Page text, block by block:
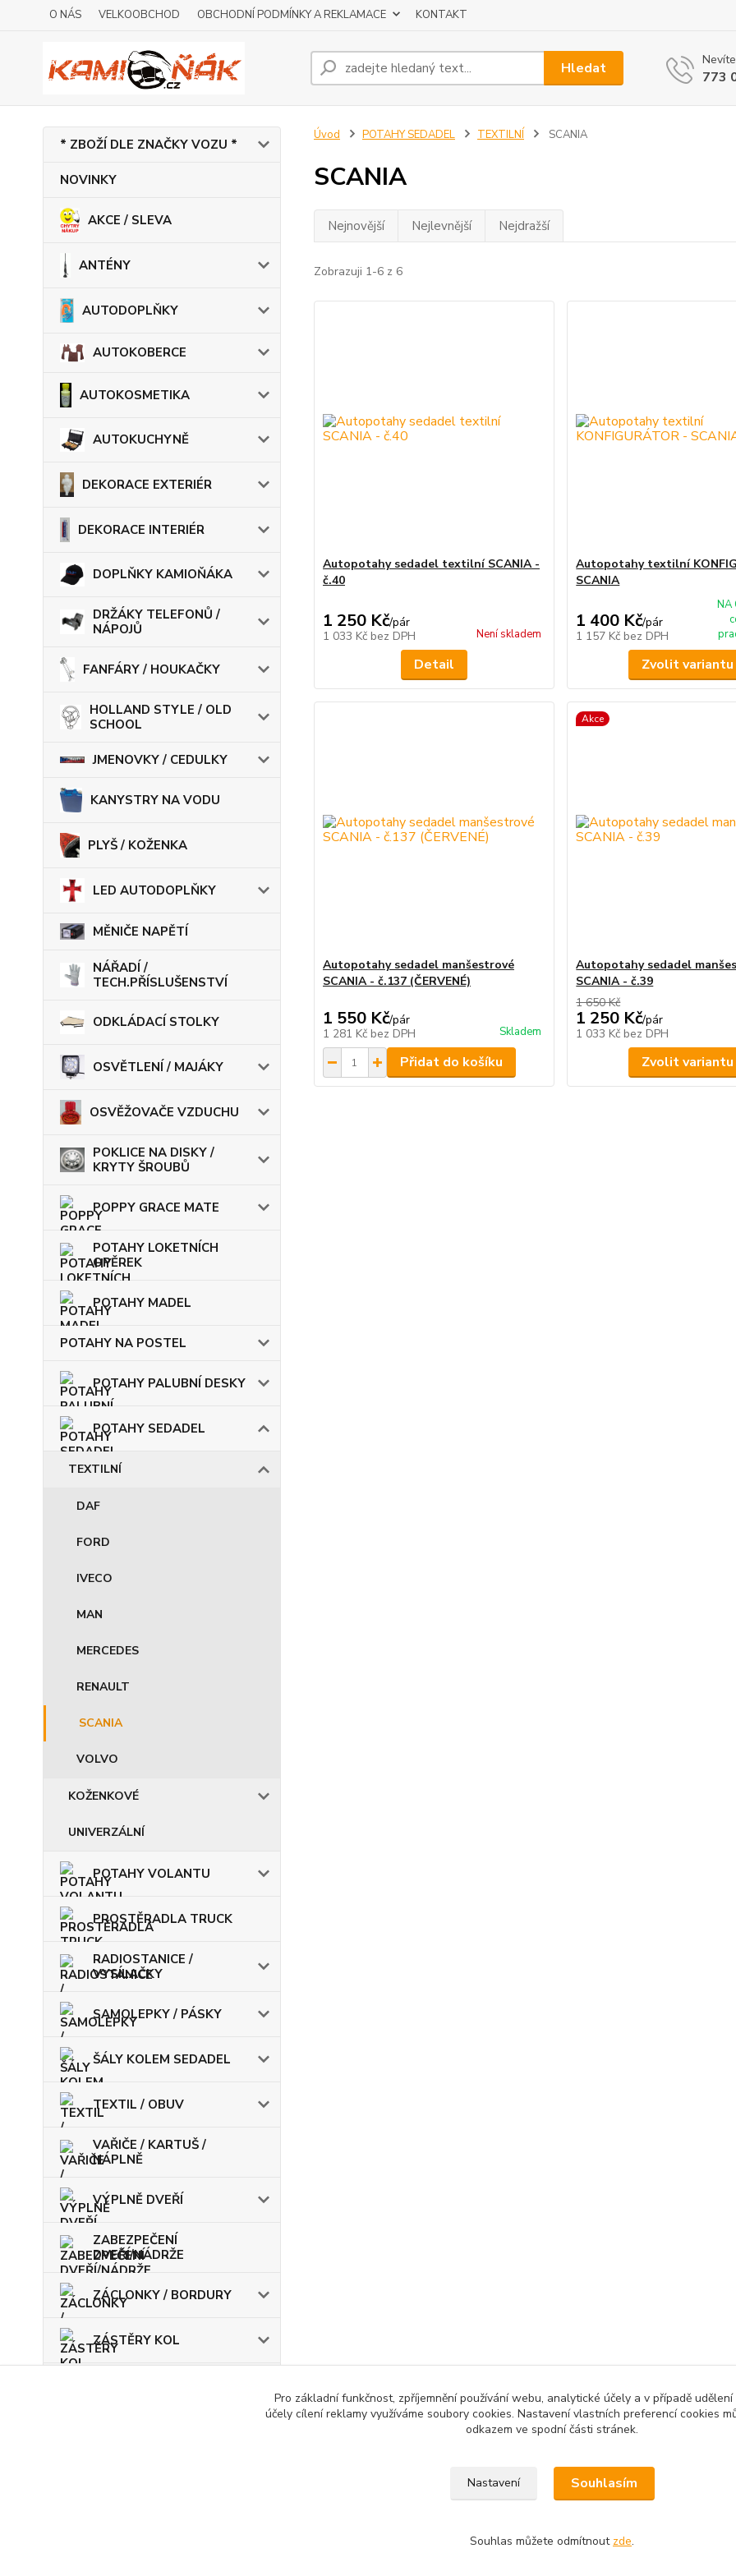
O NÁS VELKOOBCHOD OBCHODNÍ PODMÍNKY A REKLAMACE KONTAKT
Hledat
773
* ZBOŽÍ DLE ZNAČKY VOZU *
NOVINKY
AKCE / SLEVA
ANTÉNY
AUTODOPLŇKY
AUTOKOBERCE
AUTOKOSMETIKA
AUTOKUCHYNĚ
DEKORACE EXTERIÉR
DEKORACE INTERIÉR
DOPLŇKY KAMIOŇÁKA
DRŽÁKY TELEFONŮ /
NÁPOJŮ
FANFÁRY / HOUKAČKY
HOLLAND STYLE / OLD
SCHOOL
JMENOVKY / CEDULKY
KANYSTRY NA VODU
PLYŠ / KOŽENKA
LED AUTODOPLŇKY
MĚNIČE NAPĚTÍ
NÁŘADÍ /
TECH.PŘÍSLUŠENSTVÍ
ODKLÁDACÍ STOLKY
OSVĚTLENÍ / MAJÁKY
OSVĚŽOVAČE VZDUCHU
POKLICE NA DISKY /
KRYTY ŠROUBŮ
POPPY GRACE MATE
POTAHY LOKETNÍCH
OPĚREK
POTAHY MADEL
POTAHY NA POSTEL
POTAHY PALUBNÍ DESKY
POTAHY SEDADEL
TEXTILNÍ
DAF
FORD
IVECO
MAN
MERCEDES
RENAULT
SCANIA
VOLVO
KOŽENKOVÉ
UNIVERZÁLNÍ
POTAHY VOLANTU
PROSTĚRADLA TRUCK
RADIOSTANICE /
VYSÍLAČKY
SAMOLEPKY / PÁSKY
ŠÁLY KOLEM SEDADEL
TEXTIL / OBUV
VAŘIČE / KARTUŠ /
NÁPLNĚ
VÝPLNĚ DVEŘÍ
ZABEZPEČENÍ
DVEŘÍ/NÁDRŽE
ZÁCLONKY / BORDURY
ZÁSTĚRY KOL
Úvod POTAHY SEDADEL TEXTILNÍ SCANIA
SCANIA
Nejnovější Nejlevnější Nejdražší
Zobrazuji 1-6 z 6
Autopotahy sedadel textilní SCANIA -
č.40
1 250 Kč/pár
1 033 Kč bez DPH Není skladem
Detail
Autopotahy textilní
SCANIA
1 400 Kč/pár
1 157 Kč bez DPH
NA
Zvolit variantu
Autopotahy sedadel manšestrové
SCANIA - č.137 (ČERVENÉ)
1 550 Kč/pár
1 281 Kč bez DPH Skladem
Přidat do košíku
Akce
Autopotahy sedadel
SCANIA - č.39
1 650 Kč
1 250 Kč/pár
1 033 Kč bez DPH
Zvolit variantu
Pro základní funkčnost, zpříjemnění používání webu, analytické účely a v případě
účely cílení reklamy využíváme soubory cookies. Nastavení vlastních preferencí cookies
odkazem ve spodní části stránek.
Nastavení Souhlasím
Souhlas můžete odmítnout zde.